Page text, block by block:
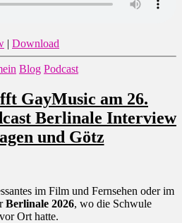
| Download
Kategorien
Blog Podcast
GayMusic am 26.
Berlinale Interview
und Götz
im Film und Fernsehen oder im
Berlinale 2026, wo die Schwule
Ort hatte.